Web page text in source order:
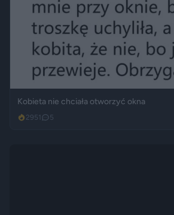
Kobieta nie chciała otworzyć okna
2951 5